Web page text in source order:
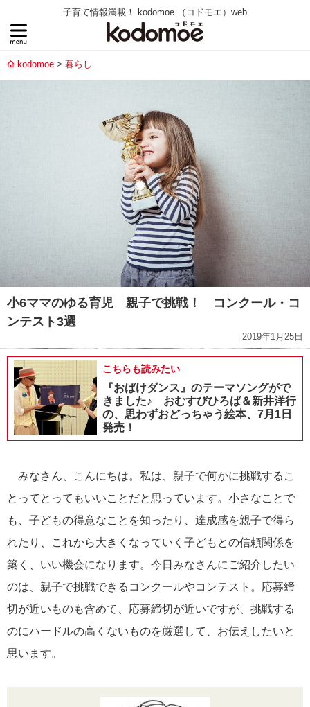
子育て情報満載！ kodomoe （コドモエ）web
kodomoe 暮らし
小6ママのゆる育児 親子で挑戦！ コンクール・コ
ンテスト3選
2019年1月25日
こちらも読みたい
『おばけダンス』のテーマソングがで
きました♪ おむすびひろば＆新井洋行
の、思わずおどっちゃう絵本、7月1日
発売！
みなさん、こんにちは。私は、親子で何かに挑戦するこ
とってとってもいいことだと思っています。小さなことで
も、子どもの得意なことを知ったり、達成感を親子で得ら
れたり、これから大きくなっていく子どもとの信頼関係を
築く、いい機会になります。今日みなさんにご紹介したい
のは、親子で挑戦できるコンクールやコンテスト。応募締
切が近いものも含めて、応募締切が近いですが、挑戦する
のにハードルの高くないものを厳選して、お伝えしたいと
思います。